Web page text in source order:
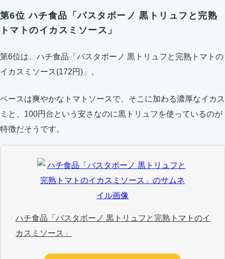
第6位 ハチ食品「パスタボーノ 黒トリュフと完熟
トマトのイカスミソース」
第6位は、ハチ食品「パスタボーノ 黒トリュフと完熟トマトの
イカスミソース(172円)」。
ベースは爽やかなトマトソースで、そこに加わる濃厚なイカス
ミと、100円台という安さなのに黒トリュフを使っているのが
特徴だそうです。
ハチ食品「パスタボーノ 黒トリュフと完熟トマトのイ
カスミソース」